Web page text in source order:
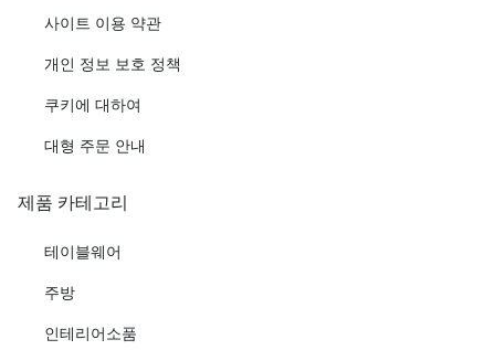
사이트 이용 약관
개인 정보 보호 정책
쿠키에 대하여
대형 주문 안내
제품 카테고리
테이블웨어
주방
인테리어소품